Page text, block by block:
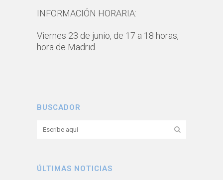
INFORMACIÓN HORARIA:
Viernes 23 de junio, de 17 a 18 horas,
hora de Madrid.
BUSCADOR
ÚLTIMAS NOTICIAS